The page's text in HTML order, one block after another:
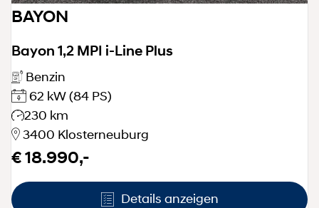
BAYON
Bayon 1,2 MPI i-Line Plus
Benzin
62 kW(84 PS)
230 km
3400 Klosterneuburg
€ 18.990,-
Details anzeigen